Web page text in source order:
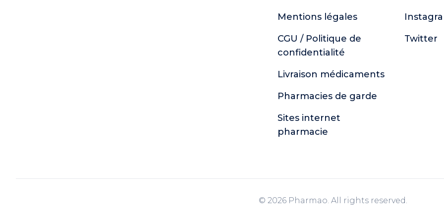
Mentions légales
CGU / Politique de
confidentialité
Livraison médicaments
Pharmacies de garde
Sites internet
pharmacie
Twitter
© 2026 Pharmao. All rights reserved.